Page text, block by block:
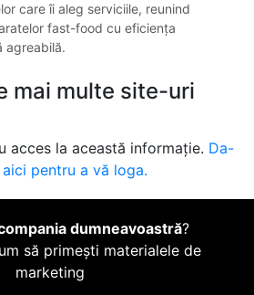
care îi aleg serviciile, reunind
fast-food cu eficiența
agreabilă.
mai multe site-uri
acces la această informație. Da-
pentru a vă loga.
dumneavoastră?
să primești materialele de
marketing